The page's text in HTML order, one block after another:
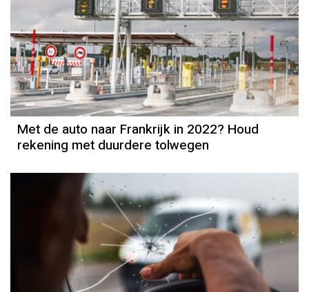
Met de auto naar Frankrijk in 2022? Houd
rekening met duurdere tolwegen